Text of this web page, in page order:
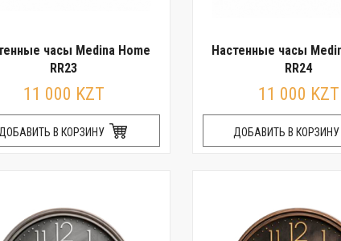
часы Medina Home
RR23
11 000 KZT
В КОРЗИНУ
Настенные часы
RR24
11 000 KZT
ДОБАВИТЬ В КОРЗИНУ